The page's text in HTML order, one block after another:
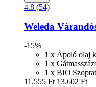
4.8 (54)
Weleda
-15%
1 x Ápoló olaj
1 x
1 x BIO
11.555 Ft 13.602 Ft